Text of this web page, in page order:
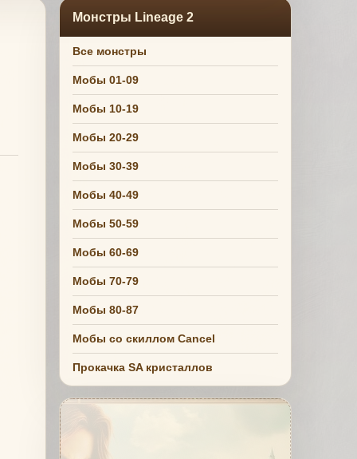
Монстры Lineage 2
Все монстры
Мобы 01-09
Мобы 10-19
Мобы 20-29
Мобы 30-39
Мобы 40-49
Мобы 50-59
Мобы 60-69
Мобы 70-79
Мобы 80-87
Мобы со скиллом Cancel
Прокачка SA кристаллов